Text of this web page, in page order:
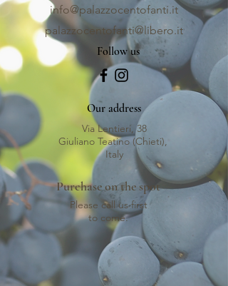
info@palazzocentofanti.it
palazzocentofanti@libero.it
Follow us
Our address
Via Lentieri, 38
Giuliano Teatino (Chieti),
Italy
Purchase on the spot
Please call us first
to come.